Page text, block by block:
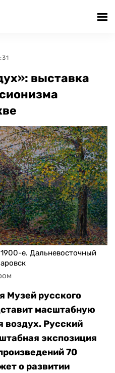
выставка
е. Дальневосточный
Музей русского
масштабную
воздух. Русский
экспозиция
70
о развитии